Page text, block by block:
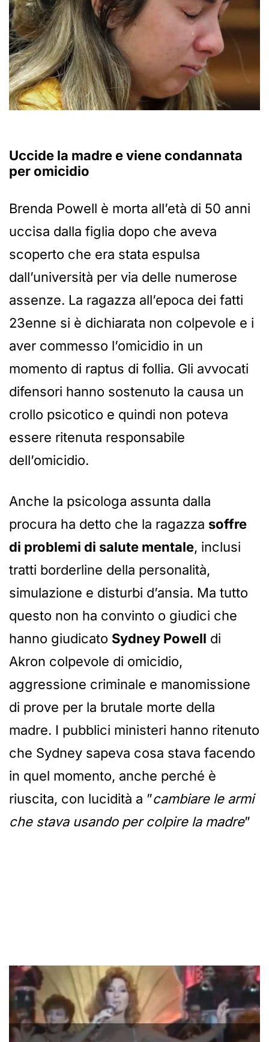
Uccide la madre e viene condannata
per omicidio
Brenda Powell è morta all’età di 50 anni
uccisa dalla figlia dopo che aveva
scoperto che era stata espulsa
dall’università per via delle numerose
assenze. La ragazza all’epoca dei fatti
23enne si è dichiarata non colpevole e i
aver commesso l’omicidio in un
momento di raptus di follia. Gli avvocati
difensori hanno sostenuto la causa un
crollo psicotico e quindi non poteva
essere ritenuta responsabile
dell’omicidio.
Anche la psicologa assunta dalla
procura ha detto che la ragazza soffre
di problemi di salute mentale, inclusi
tratti borderline della personalità,
simulazione e disturbi d’ansia. Ma tutto
questo non ha convinto o giudici che
hanno giudicato Sydney Powell di
Akron colpevole di omicidio,
aggressione criminale e manomissione
di prove per la brutale morte della
madre. I pubblici ministeri hanno ritenuto
che Sydney sapeva cosa stava facendo
in quel momento, anche perché è
riuscita, con lucidità a ”cambiare le armi
che stava usando per colpire la madre”